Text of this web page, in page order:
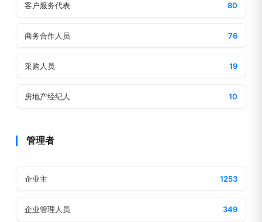
客户服务代表 80
商务合作人员 76
采购人员 19
房地产经纪人 10
管理者
企业主 1253
企业管理人员 349